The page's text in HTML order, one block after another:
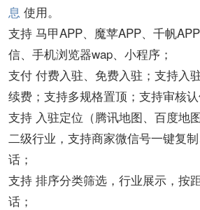
息 使用。
支持 马甲APP、魔苹APP、千帆
信、手机浏览器wap、小程序；
支付 付费入驻、免费入驻；支持入
续费；支持多规格置顶；支持审核
支持 入驻定位（腾讯地图、百度地
二级行业，支持商家微信号一键复
话；
支持 排序分类筛选，行业展示，按
话；